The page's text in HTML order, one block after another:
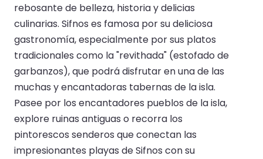
rebosante de belleza, historia y delicias
culinarias. Sifnos es famosa por su deliciosa
gastronomía, especialmente por sus platos
tradicionales como la "revithada" (estofado de
garbanzos), que podrá disfrutar en una de las
muchas y encantadoras tabernas de la isla.
Pasee por los encantadores pueblos de la isla,
explore ruinas antiguas o recorra los
pintorescos senderos que conectan las
impresionantes playas de Sifnos con su